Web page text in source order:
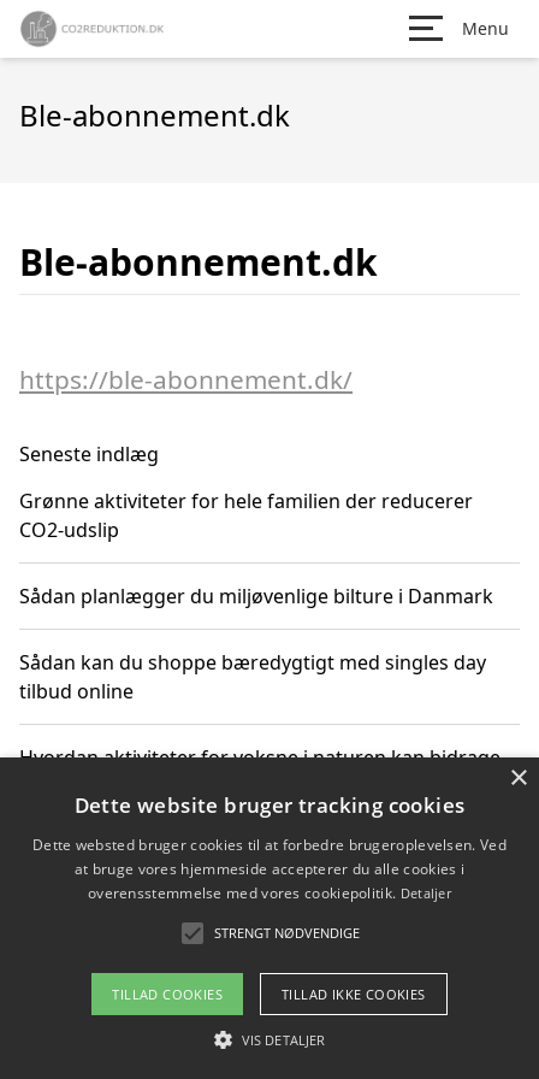
Menu
Ble-abonnement.dk
Ble-abonnement.dk
https://ble-abonnement.dk/
Seneste indlæg
Grønne aktiviteter for hele familien der reducerer
CO2-udslip
Sådan planlægger du miljøvenlige bilture i Danmark
Sådan kan du shoppe bæredygtigt med singles day
tilbud online
Hvordan aktiviteter for voksne i naturen kan bidrage
Sådan planlægger du dine vigtige datoer for CO2-
reduktion
Copyright 2026 - Pilanto Aps
Om / kontakt
×
Dette website bruger tracking cookies
Dette websted bruger cookies til at forbedre brugeroplevelsen. Ved
at bruge vores hjemmeside accepterer du alle cookies i
overensstemmelse med vores cookiepolitik. Detaljer
STRENGT NØDVENDIGE
TILLAD COOKIES TILLAD IKKE COOKIES
VIS DETALJER